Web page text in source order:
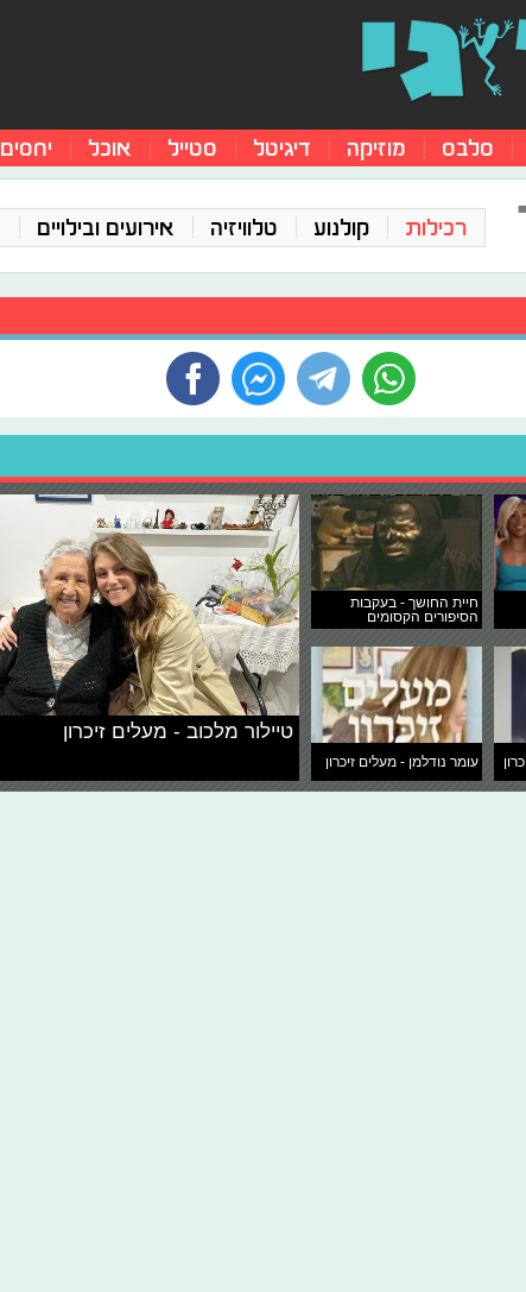
סלבס מוזיקה דיגיטל סטייל אוכל יחסים
רכילות קולנוע טלוויזיה אירועים ובילויים
חיית החושך - בעקבות
הסיפורים הקסומים
עומר נודלמן - מעלים זיכרון
טיילור מלכוב - מעלים זיכרון